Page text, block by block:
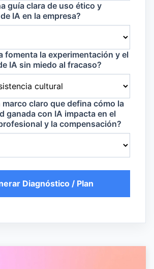
guía clara de uso ético y
IA en la empresa?
fomenta la experimentación y el
IA sin miedo al fracaso?
claro que defina cómo la
ganada con IA impacta en el
y la compensación?
Diagnóstico / Plan